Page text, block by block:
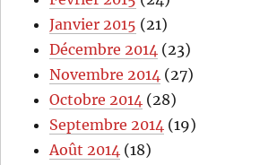
Janvier 2015 (21)
Décembre 2014 (23)
Novembre 2014 (27)
Octobre 2014 (28)
Septembre 2014 (19)
Août 2014 (18)